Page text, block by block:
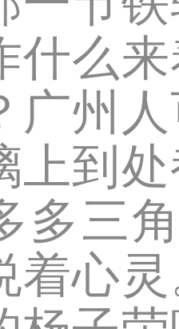
什么
广州
上到
多三
着心